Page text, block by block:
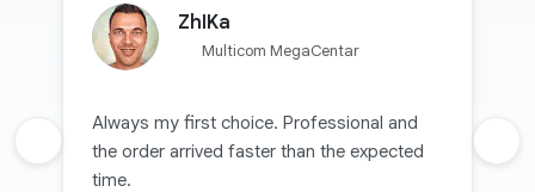
ZhIKa
Multicom MegaCentar
Always my first choice. Professional and
the order arrived faster than the expected
time.
Prethodna recenzija